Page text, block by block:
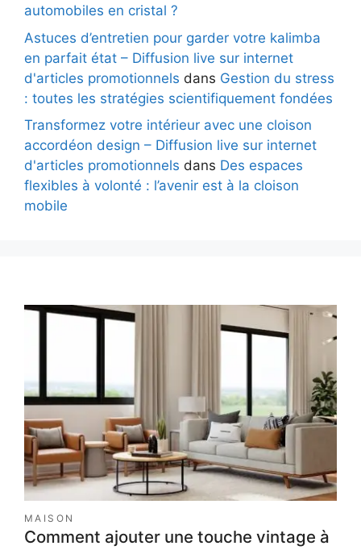
automobiles en cristal ?
Astuces d’entretien pour garder votre kalimba
en parfait état – Diffusion live sur internet
d'articles promotionnels dans Gestion du stress
: toutes les stratégies scientifiquement fondées
Transformez votre intérieur avec une cloison
accordéon design – Diffusion live sur internet
d'articles promotionnels dans Des espaces
flexibles à volonté : l’avenir est à la cloison
mobile
MAISON
Comment ajouter une touche vintage à